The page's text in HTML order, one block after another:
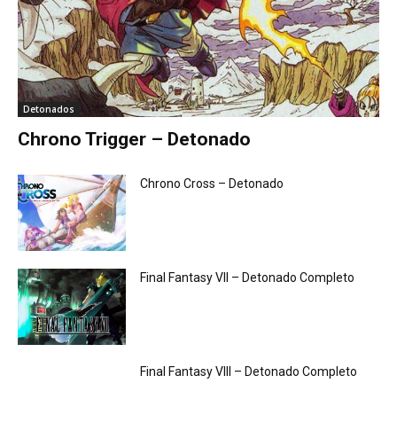
Detonados
Chrono Trigger – Detonado
Chrono Cross – Detonado
Final Fantasy VII – Detonado Completo
Final Fantasy VIII – Detonado Completo